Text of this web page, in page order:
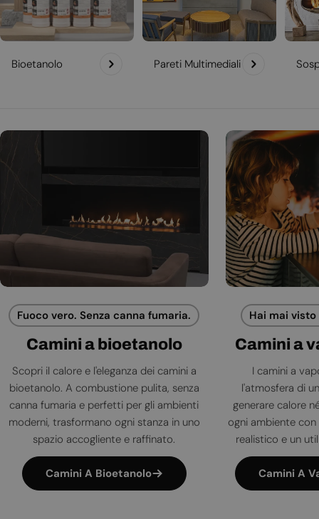
Bioetanolo Pareti Multimediali
Fuoco vero. Senza canna fumaria.
Camini a bioetanolo
Scopri il calore e l'eleganza dei camini a
bioetanolo. A combustione pulita, senza
canna fumaria e perfetti per gli ambienti
moderni, trasformano ogni stanza in uno
spazio accogliente e raffinato.
Camini A Bioetanolo
Hai mai
Camini a
I camini a
l'atmosfera di
generare calore
ogni ambiente
realistico e un
Camini A